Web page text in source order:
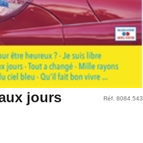
jours Réf. 8084.543